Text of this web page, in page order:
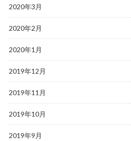
2020年3月
2020年2月
2020年1月
2019年12月
2019年11月
2019年10月
2019年9月